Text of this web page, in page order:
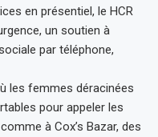
en présentiel, le HCR
un soutien à
par téléphone,
les femmes déracinées
pour appeler les
à Cox’s Bazar, des